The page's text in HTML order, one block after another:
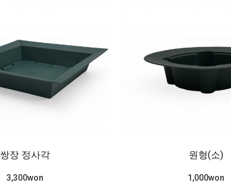
쌍장 정사각
3,300won
원형(소)
1,000won